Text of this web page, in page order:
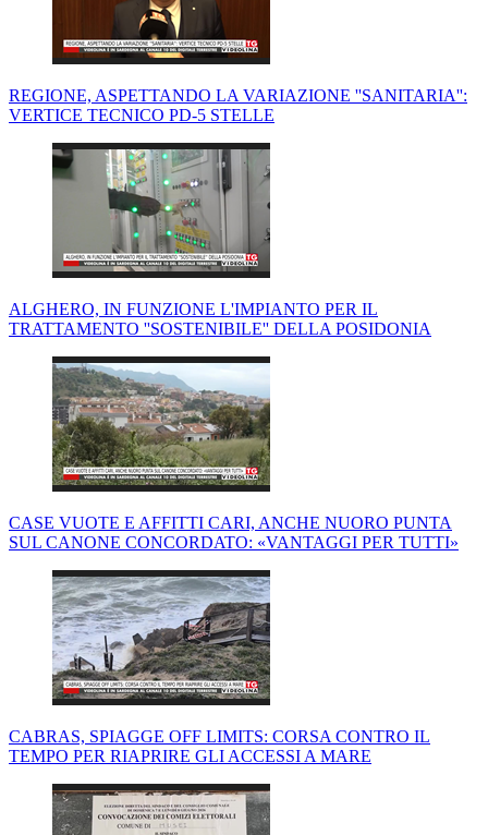
REGIONE, ASPETTANDO LA VARIAZIONE ''SANITARIA'':
VERTICE TECNICO PD-5 STELLE
ALGHERO, IN FUNZIONE L'IMPIANTO PER IL
TRATTAMENTO ''SOSTENIBILE'' DELLA POSIDONIA
CASE VUOTE E AFFITTI CARI, ANCHE NUORO PUNTA
SUL CANONE CONCORDATO: «VANTAGGI PER TUTTI»
CABRAS, SPIAGGE OFF LIMITS: CORSA CONTRO IL
TEMPO PER RIAPRIRE GLI ACCESSI A MARE